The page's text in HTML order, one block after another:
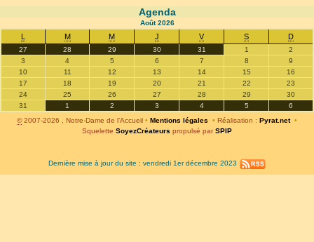
Agenda
Août2026
M M J V S D
27 28 29 30 31 1
2
3
4 5 6 7 8
9
10
11 12 13 14 15
16
17
18 19 20 21 22
23
24
25 26 27 28 29
30
31
1 2 3 4 5
6
©2007-2026 , Notre-Dame de l’Accueil • Mentions légales • Réalisation : Pyrat.net •
Squelette SoyezCréateurs propulsé par SPIP
Dernière mise à jour du site : vendredi 1er décembre 2023